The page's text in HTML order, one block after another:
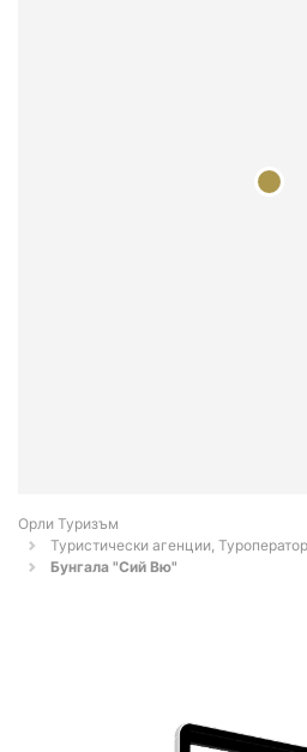
Орли Туризъм
Туристически агенции,
Бунгала "Сий Вю"